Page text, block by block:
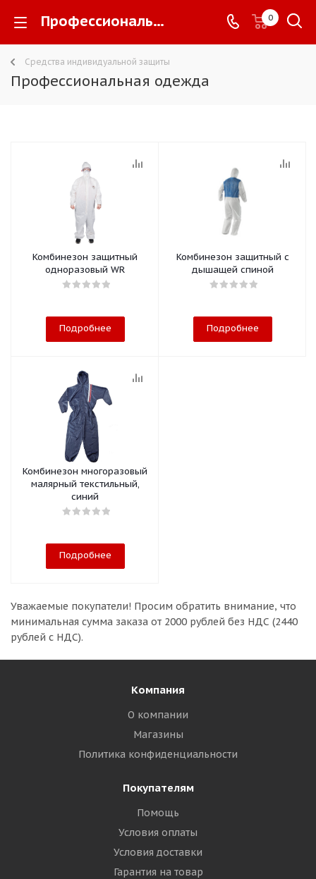
Профессиональная одежда - 0
Средства индивидуальной защиты
Профессиональная одежда
Комбинезон защитный
одноразовый WR
Подробнее
Комбинезон защитный с
дышащей спиной
Подробнее
Комбинезон многоразовый
малярный текстильный,
синий
Подробнее
Уважаемые покупатели! Просим обратить внимание, что
минимальная сумма заказа от 2000 рублей без НДС (2440
рублей с НДС).
Компания
О компании
Магазины
Политика конфиденциальности
Покупателям
Помощь
Условия оплаты
Условия доставки
Гарантия на товар